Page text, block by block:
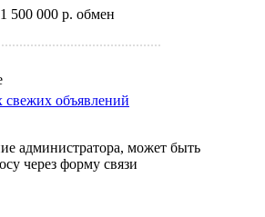
500 000 р. обмен
объявлений
администратора, может быть
через форму связи